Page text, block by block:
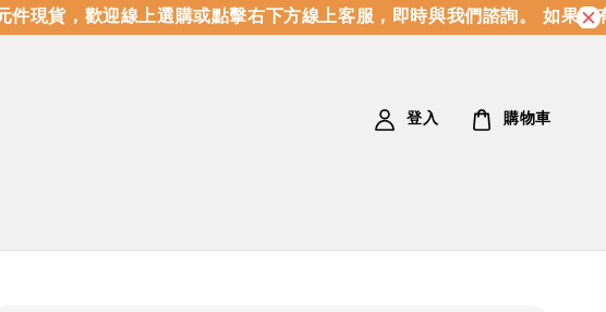
現貨，歡迎線上選購或點擊右下方線上客服，即時與我們諮詢。 如果沒
登入 購物車